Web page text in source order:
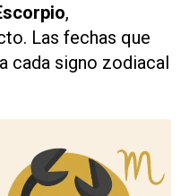
,
Las fechas que
cada signo zodiacal